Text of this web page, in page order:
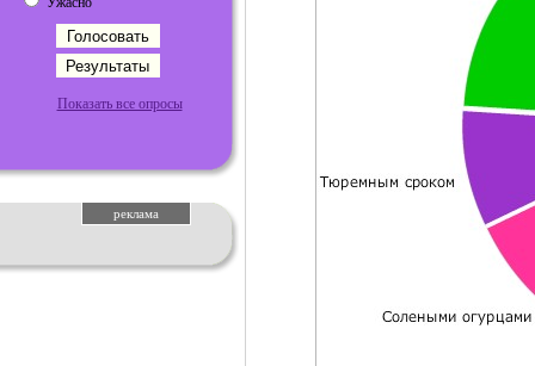
Показать все опросы
реклама